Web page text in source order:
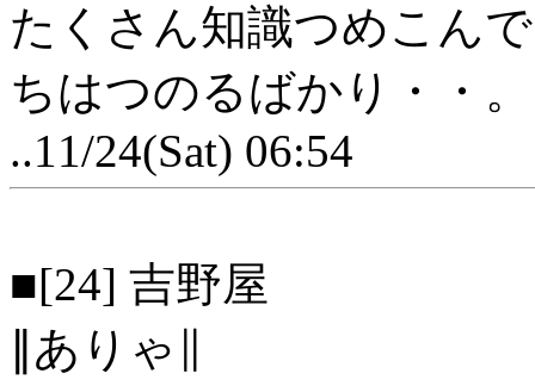
たくさん知識つめこん
ちはつのるばかり・・。
..11/24(Sat) 06:54
■[24] 吉野屋
∥ありゃ∥